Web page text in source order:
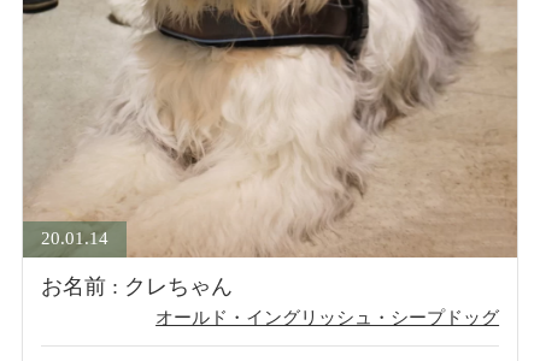
20.01.14
お名前 : クレちゃん
オールド・イングリッシュ・シープドッグ